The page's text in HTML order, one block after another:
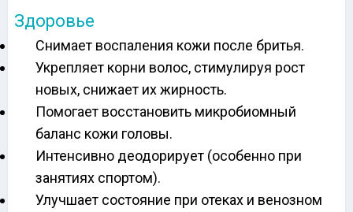
Здоровье
Снимает воспаления кожи после бритья.
Укрепляет корни волос, стимулируя рост
новых, снижает их жирность.
Помогает восстановить микробиомный
баланс кожи головы.
Интенсивно деодорирует (особенно при
занятиях спортом).
Улучшает состояние при отеках и венозном